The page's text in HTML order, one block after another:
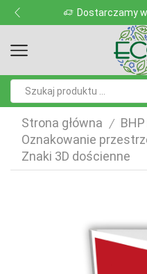
Dostarczamy
Strona główna /
Oznakowanie
Znaki 3D dościenne